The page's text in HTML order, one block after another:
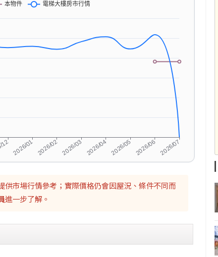
供市場行情參考；實際價格仍會因屋況、條件不同而
進一步了解。